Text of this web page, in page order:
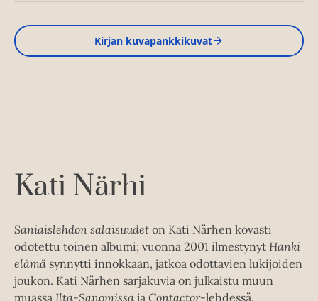
Kirjan kuvapankkikuvat
Kati Närhi
Saniaislehdon salaisuudet on Kati Närhen kovasti
odotettu toinen albumi; vuonna 2001 ilmestynyt Hanki
elämä synnytti innokkaan, jatkoa odottavien lukijoiden
joukon. Kati Närhen sarjakuvia on julkaistu muun
muassa Ilta-Sanomissa ja Contactor-lehdessä.